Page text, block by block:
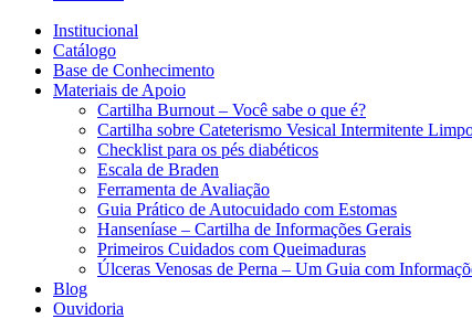
Institucional
Catálogo
Base de Conhecimento
Materiais de Apoio
Cartilha Burnout – Você sabe o que é?
Cartilha sobre Cateterismo Vesical Intermitente
Checklist para os pés diabéticos
Escala de Braden
Ferramenta de Avaliação
Guia Prático de Autocuidado com Estomas
Hanseníase – Cartilha de Informações Gerais
Primeiros Cuidados com Queimaduras
Úlceras Venosas de Perna – Um Guia com
Blog
Ouvidoria